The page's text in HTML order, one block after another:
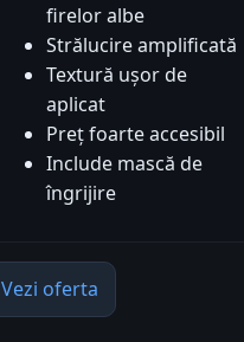
firelor albe
Strălucire amplificată
Textură ușor de
aplicat
Preț foarte accesibil
Include mască de
îngrijire
Vezi oferta